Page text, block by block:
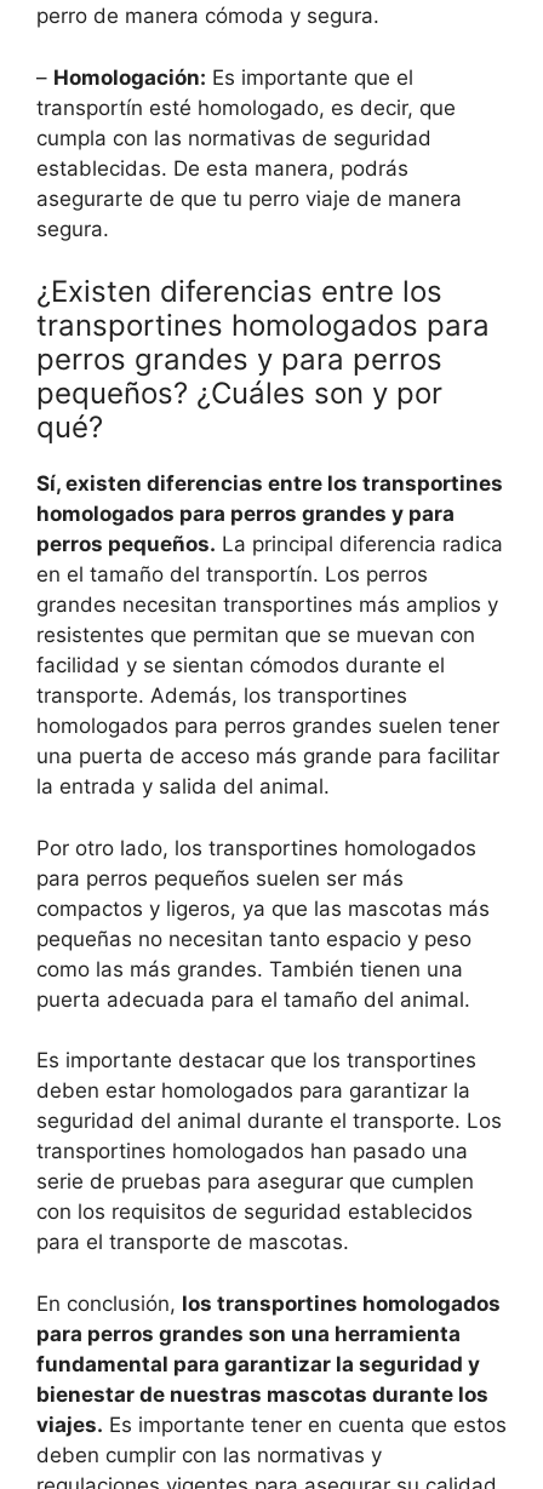
perro de manera cómoda y segura.
– Homologación: Es importante que el
transportín esté homologado, es decir, que
cumpla con las normativas de seguridad
establecidas. De esta manera, podrás
asegurarte de que tu perro viaje de manera
segura.
¿Existen diferencias entre los
transportines homologados para
perros grandes y para perros
pequeños? ¿Cuáles son y por
qué?
Sí, existen diferencias entre los transportines
homologados para perros grandes y para
perros pequeños. La principal diferencia radica
en el tamaño del transportín. Los perros
grandes necesitan transportines más amplios y
resistentes que permitan que se muevan con
facilidad y se sientan cómodos durante el
transporte. Además, los transportines
homologados para perros grandes suelen tener
una puerta de acceso más grande para facilitar
la entrada y salida del animal.
Por otro lado, los transportines homologados
para perros pequeños suelen ser más
compactos y ligeros, ya que las mascotas más
pequeñas no necesitan tanto espacio y peso
como las más grandes. También tienen una
puerta adecuada para el tamaño del animal.
Es importante destacar que los transportines
deben estar homologados para garantizar la
seguridad del animal durante el transporte. Los
transportines homologados han pasado una
serie de pruebas para asegurar que cumplen
con los requisitos de seguridad establecidos
para el transporte de mascotas.
En conclusión, los transportines homologados
para perros grandes son una herramienta
fundamental para garantizar la seguridad y
bienestar de nuestras mascotas durante los
viajes. Es importante tener en cuenta que estos
deben cumplir con las normativas y